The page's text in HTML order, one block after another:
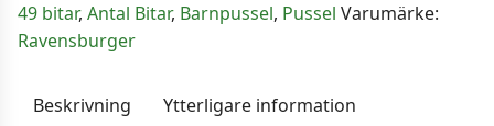
49 bitar, Antal Bitar, Barnpussel, Pussel Varumärke:
Ravensburger
Beskrivning Ytterligare information